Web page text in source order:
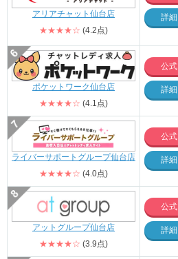
アリアチャット仙台店
★★★★☆ (4.2点)
詳細
ポケットワーク仙台店
★★★★☆ (4.1点)
公式
詳細
ライバーサポートグループ仙台店
★★★★☆ (4.0点)
公式
詳細
アットグループ仙台店
★★★★☆ (3.9点)
公式
詳細